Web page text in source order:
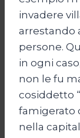
invadere
arrestando
persone.
in ogni
non le fu
cosiddetto
famigerato
nella